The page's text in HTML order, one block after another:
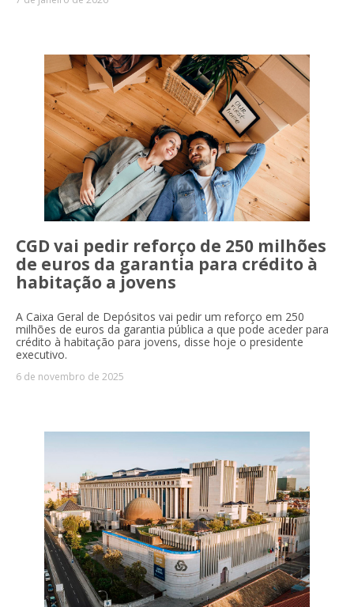
CGD vai pedir reforço de 250 milhões
de euros da garantia para crédito à
habitação a jovens
A Caixa Geral de Depósitos vai pedir um reforço em 250
milhões de euros da garantia pública a que pode aceder para
crédito à habitação para jovens, disse hoje o presidente
executivo.
6 de novembro de 2025